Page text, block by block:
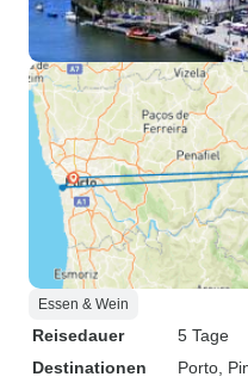
Essen & Wein
Reisedauer
5 Tage
Destinationen
Porto ,